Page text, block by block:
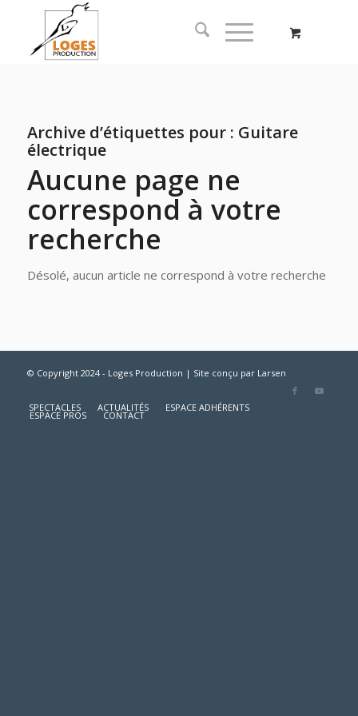
Archive d’étiquettes pour : Guitare
électrique
Aucune page ne
correspond à votre
recherche
Désolé, aucun article ne correspond à votre recherche
© Copyright 2024 - Loges Production | Site conçu par Larsen
SPECTACLES ACTUALITÉS ESPACE ADHÉRENTS
ESPACE PROS CONTACT